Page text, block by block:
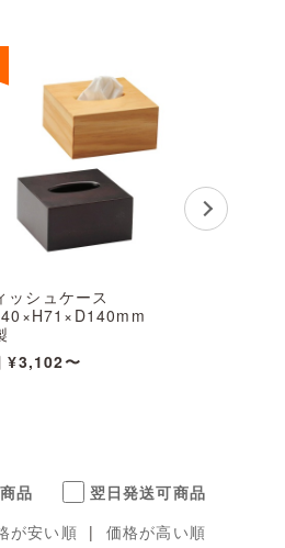
ッシュケース
75(小) えいむ(Aim)
¥3,102〜
翌日発送可商品
品
が安い順 | 価格が高い順